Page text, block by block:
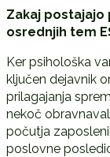
Zakaj postajajo
osrednjih tem
Ker psihološka
ključen dejavnik
prilagajanja
nekoč
počutja
poslovne